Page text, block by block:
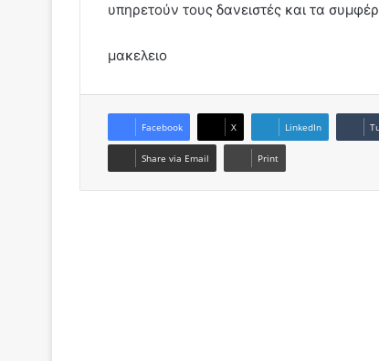
υπηρετούν τους δανειστές και τα
μακελειο
Facebook X LinkedIn
Share via Email Print